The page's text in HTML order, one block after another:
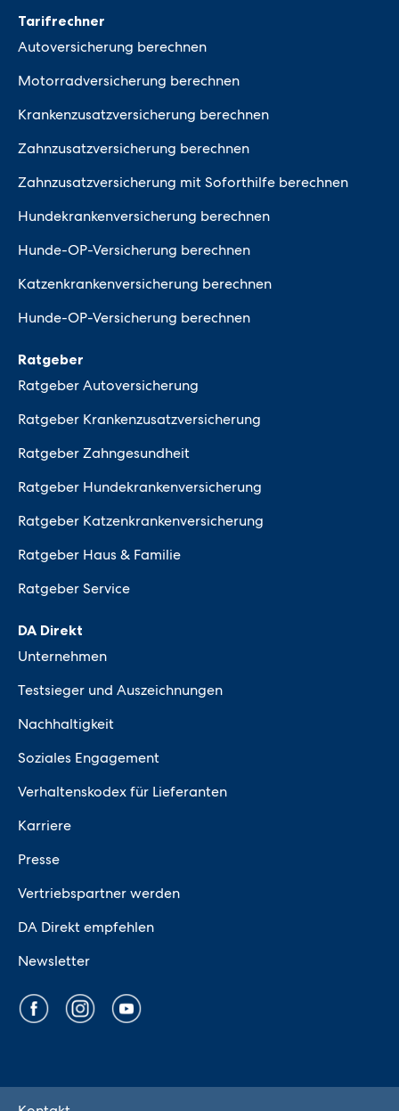
Tarifrechner
Autoversicherung berechnen
Motorradversicherung berechnen
Krankenzusatzversicherung berechnen
Zahnzusatzversicherung berechnen
Zahnzusatzversicherung mit Soforthilfe berechnen
Hundekrankenversicherung berechnen
Hunde-OP-Versicherung berechnen
Katzenkrankenversicherung berechnen
Hunde-OP-Versicherung berechnen
Ratgeber
Ratgeber Autoversicherung
Ratgeber Krankenzusatzversicherung
Ratgeber Zahngesundheit
Ratgeber Hundekrankenversicherung
Ratgeber Katzenkrankenversicherung
Ratgeber Haus & Familie
Ratgeber Service
DA Direkt
Unternehmen
Testsieger und Auszeichnungen
Nachhaltigkeit
Soziales Engagement
Verhaltenskodex für Lieferanten
Karriere
Presse
Vertriebspartner werden
DA Direkt empfehlen
Newsletter